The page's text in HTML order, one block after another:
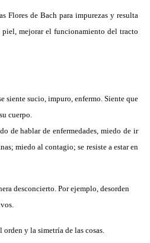
Flores de Bach para impurezas y resulta
mejorar el funcionamiento del tracto
siente sucio, impuro, enfermo. Siente que
cuerpo.
de hablar de enfermedades, miedo de ir
miedo al contagio; se resiste a estar en
desconcierto. Por ejemplo, desorden
y la simetría de las cosas.